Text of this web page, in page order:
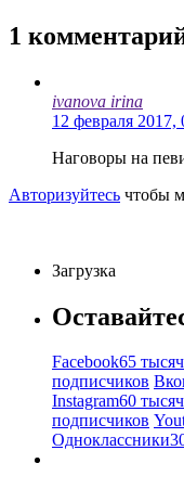
1
ivanova irina
12 февраля 2017,
Наговоры на
Авторизуйтесь чтобы
Загрузка
Facebook65
подписчиков
Instagram60
подписчиков
Одноклассники